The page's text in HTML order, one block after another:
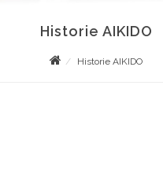
Historie AIKIDO
Historie AIKIDO